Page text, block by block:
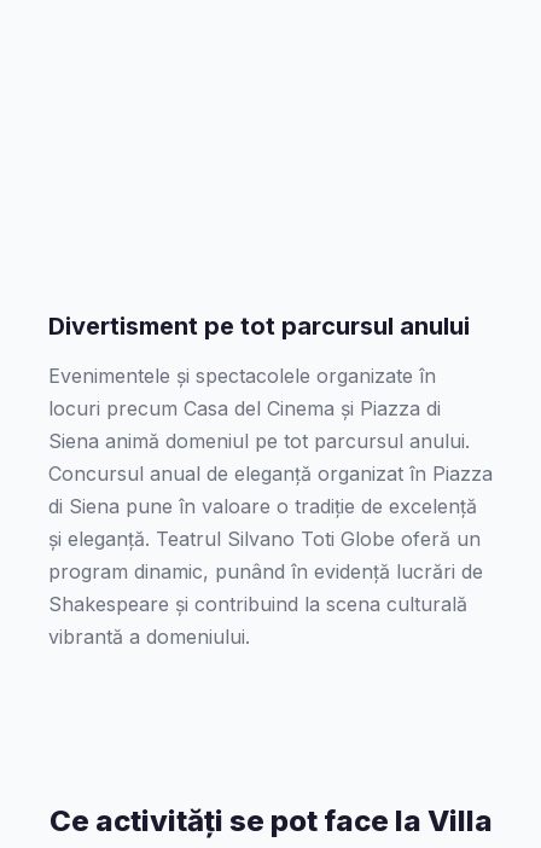
Divertisment pe tot parcursul anului
Evenimentele și spectacolele organizate în
locuri precum Casa del Cinema și Piazza di
Siena animă domeniul pe tot parcursul anului.
Concursul anual de eleganță organizat în Piazza
di Siena pune în valoare o tradiție de excelență
și eleganță. Teatrul Silvano Toti Globe oferă un
program dinamic, punând în evidență lucrări de
Shakespeare și contribuind la scena culturală
vibrantă a domeniului.
Ce activități se pot face la Villa